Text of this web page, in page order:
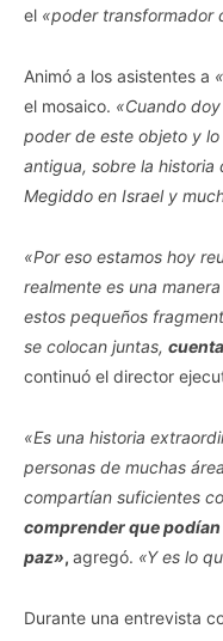
el «poder transformador
Animó a los asistentes a
el mosaico. «Cuando
poder de este objeto y
antigua, sobre la historia
Megiddo en Israel y
«Por eso estamos hoy
realmente es una
estos pequeños
se colocan juntas,
continuó el director
«Es una historia
personas de muchas
compartían suficientes
comprender que
paz», agregó. «Y es lo
Durante una entrevista